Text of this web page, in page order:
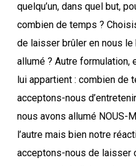
quelqu’un, dans quel but,
combien de temps ?
de laisser brûler en nous
allumé ? Autre formulation,
lui appartient : combien de
acceptons-nous
nous avons allumé NOUS-
l’autre mais bien notre
acceptons-nous de laisser